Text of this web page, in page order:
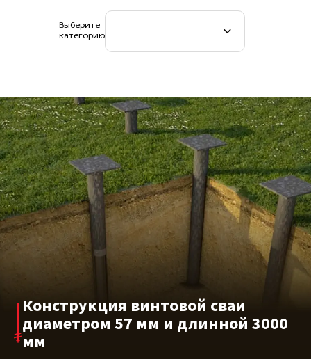
Выберите
категорию
Конструкция винтовой сваи
диаметром 57 мм и длинной 3000
мм